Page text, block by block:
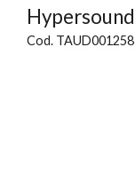
Hypersound
Cod. TAUD001258